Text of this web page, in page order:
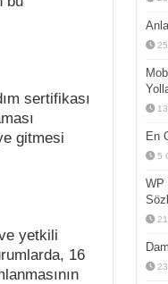
sertifikası
gitmesi
yetkili
16
En
5
WP